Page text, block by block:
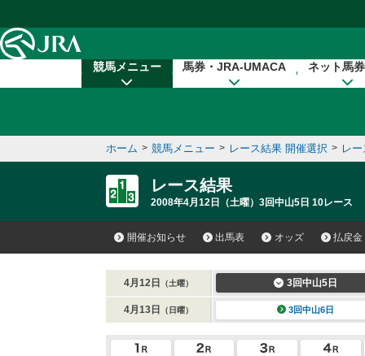
競馬メニュー 馬券・JRA-UMACA ネット馬
ホーム > 競馬メニュー > レース結果 開催選択 > レ
レース結果
2008年4月12日（土曜）3回中山5日 10レース
開催お知らせ 出馬表 オッズ 払戻金
4月12日 （土曜） 3回中山5日
4月13日 （日曜） 3回中山6日